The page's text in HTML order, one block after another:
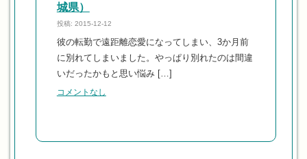
城県）
投稿: 2015-12-12
彼の転勤で遠距離恋愛になってしまい、3か月前
に別れてしまいました。やっぱり別れたのは間違
いだったかもと思い悩み […]
コメントなし